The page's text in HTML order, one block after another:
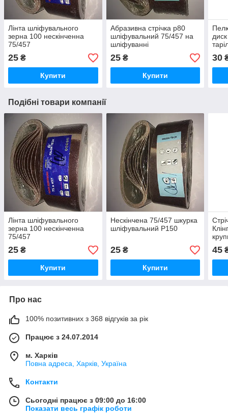
Лінта шліфувального
зерна 100 нескінченна
75/457
25 ₴
Купити
Абразивна стрічка p80
шліфувальний 75/457 на
шліфуванні
25₴
Купити
30
Подібні товари компанії
Лінта шліфувального
зерна 100 нескінченна
75/457
25 ₴
Купити
Нескінчена 75/457 шкурка
шліфувальний Р150
25₴
Купити
45
Про нас
100% позитивних з 368 відгуків за рік
Працює з 24.07.2014
м. Харків
Повна адреса, Харків, Україна
Контакти
Сьогодні працює з 09:00 до 16:00
Показати весь графік роботи